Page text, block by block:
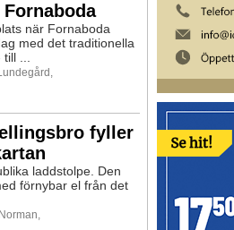
när Fornaboda
med det traditionella
till ...
fyller
laddstolpe. Den
förnybar el från det